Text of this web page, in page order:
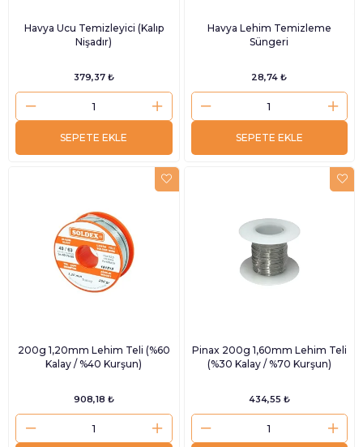
Havya Ucu Temizleyici (Kalıp
Nişadır)
379,37 ₺
SEPETE EKLE
Havya Lehim Temizleme
Süngeri
28,74 ₺
SEPETE EKLE
200g 1,20mm Lehim Teli (%60
Kalay / %40 Kurşun)
908,18 ₺
Pinax 200g 1,60mm Lehim Teli
(%30 Kalay / %70 Kurşun)
434,55 ₺